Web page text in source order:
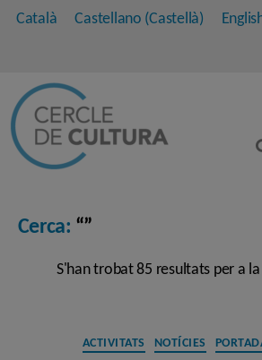
Català Castellano (Castellà)
Cerca: “”
S'han trobat 85 resultats per a
ACTIVITATS NOTÍCIES